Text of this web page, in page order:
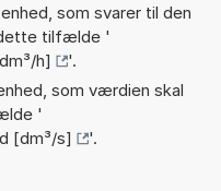
som svarer til den
tilfælde '
h]
'.
som værdien skal
'
[dm³/s]
'.